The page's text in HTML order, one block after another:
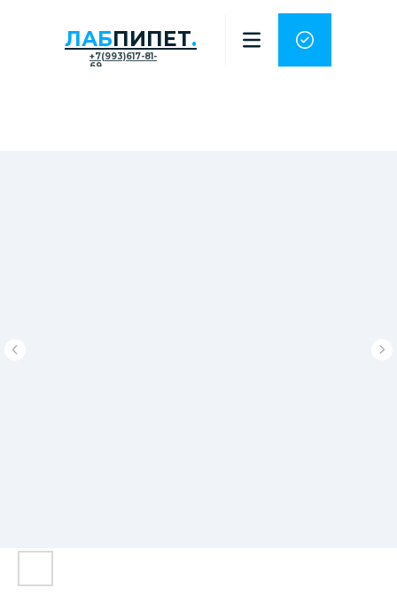
ЛАБПИПЕТ.
+7(993)617-81-
69